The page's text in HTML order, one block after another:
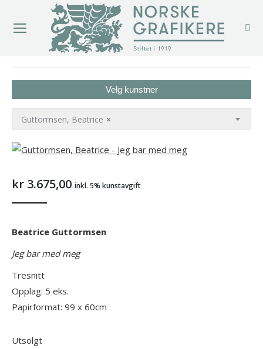
Velg kunstner
×
Guttormsen, Beatrice
kr 3.675,00 inkl. 5% kunstavgift
Beatrice Guttormsen
Jeg bar med meg
Tresnitt
Opplag: 5 eks.
Papirformat: 99 x 60cm
Utsolgt